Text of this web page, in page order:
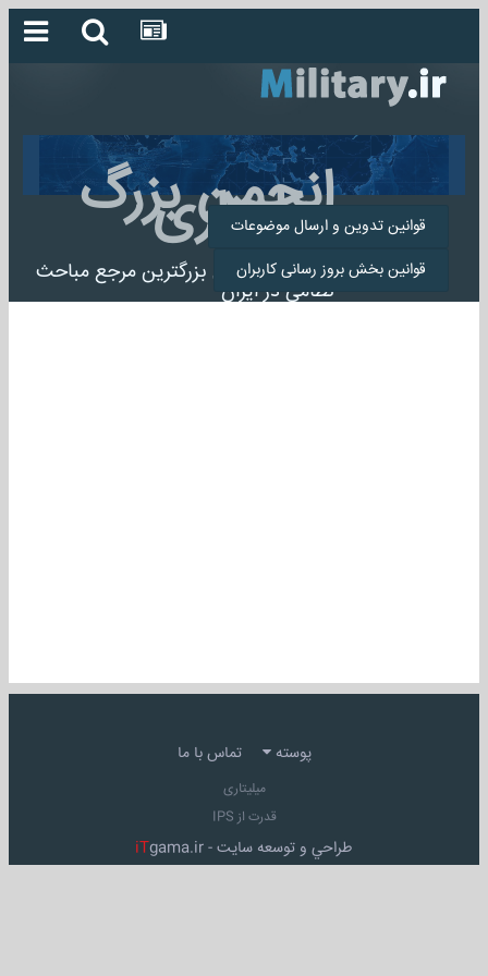
انجمن بزرگ
میلیتاری
انجمن میلیتاری بزرگترین مرجع مباحث
نظامی در ایران
قوانین تدوین و ارسال موضوعات
قوانین بخش بروز رسانی کاربران
پوسته تماس با ما
میلیتاری
قدرت از IPS
طراحي و توسعه سايت - iTgama.ir